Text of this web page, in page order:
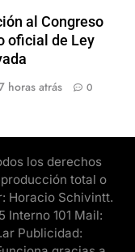
al Congreso
oficial de Ley
horas atrás 0
los derechos
total o
Horacio Schivintt.
Interno 101 Mail:
Publicidad: